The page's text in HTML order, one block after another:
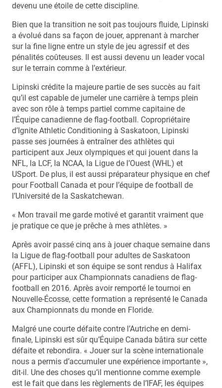
devenu une étoile de cette discipline.
Bien que la transition ne soit pas toujours fluide, Lipinski
a évolué dans sa façon de jouer, apprenant à marcher
sur la fine ligne entre un style de jeu agressif et des
pénalités coûteuses. Il est aussi devenu un leader vocal
sur le terrain comme à l’extérieur.
Lipinski crédite la majeure partie de ses succès au fait
qu’il est capable de jumeler une carrière à temps plein
avec son rôle à temps partiel comme capitaine de
l’Équipe canadienne de flag-football. Copropriétaire
d’Ignite Athletic Conditioning à Saskatoon, Lipinski
passe ses journées à entraîner des athlètes qui
participent aux Jeux olympiques et qui jouent dans la
NFL, la LCF, la NCAA, la Ligue de l’Ouest (WHL) et
USport. De plus, il est aussi préparateur physique en chef
pour Football Canada et pour l’équipe de football de
l’Université de la Saskatchewan.
« Mon travail me garde motivé et garantit vraiment que
je pratique ce que je prêche à mes athlètes. »
Après avoir passé cinq ans à jouer chaque semaine dans
la Ligue de flag-football pour adultes de Saskatoon
(AFFL), Lipinski et son équipe se sont rendus à Halifax
pour participer aux Championnats canadiens de flag-
football en 2016. Après avoir remporté le tournoi en
Nouvelle-Écosse, cette formation a représenté le Canada
aux Championnats du monde en Floride.
Malgré une courte défaite contre l’Autriche en demi-
finale, Lipinski est sûr qu’Équipe Canada bâtira sur cette
défaite et rebondira. « Jouer sur la scène internationale
nous a permis d’accumuler une expérience importante »,
dit-il. Une des choses qu’il mentionne comme exemple
est le fait que dans les règlements de l’IFAF, les équipes